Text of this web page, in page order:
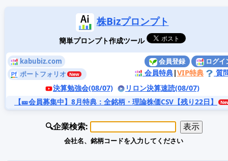
株Bizプロンプト
簡単プロンプト作成ツール
kabubiz.com
ポートフォリオ
会員登録 ログイ
会員特典|VIP特典
質
決算勉強会(08/07)
リロン決算速読(08/07)
【🎫会員募集中】8月特典 ：全銘柄・理論株価CSV【残り22日】
🔍企業検索:
会社名、銘柄コードを入力してください